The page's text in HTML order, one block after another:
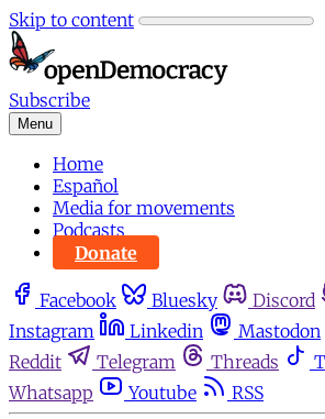
Skip to content
Subscribe
Menu
Home
Español
Media for movements
Podcasts
Donate
Facebook Bluesky Discord
Instagram
Linkedin Mastodon
Reddit
Telegram Threads
Whatsapp
Youtube RSS